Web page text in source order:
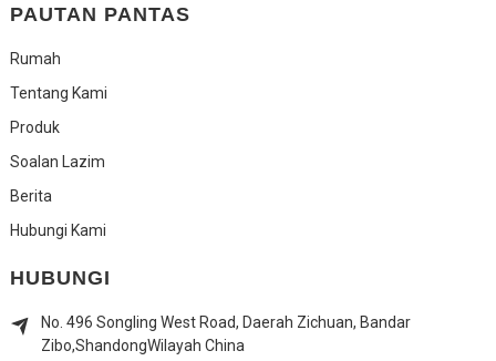
PAUTAN PANTAS
Rumah
Tentang Kami
Produk
Soalan Lazim
Berita
Hubungi Kami
HUBUNGI
No. 496 Songling West Road, Daerah Zichuan, Bandar
Zibo,ShandongWilayah China